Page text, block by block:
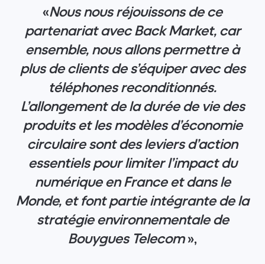
«Nous nous réjouissons de ce
partenariat avec Back Market, car
ensemble, nous allons permettre à
plus de clients de s’équiper avec des
téléphones reconditionnés.
L’allongement de la durée de vie des
produits et les modèles d’économie
circulaire sont des leviers d’action
essentiels pour limiter l’impact du
numérique en France et dans le
Monde, et font partie intégrante de la
stratégie environnementale de
Bouygues Telecom»,